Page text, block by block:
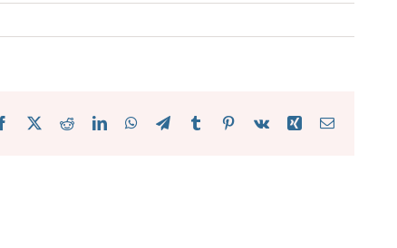
Facebook
X RedditLinkedInWhatsApp
TelegramTumblrPinterest
Vk Xing Email